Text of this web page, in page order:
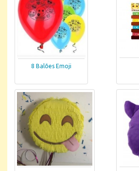
8 Balões Emoji